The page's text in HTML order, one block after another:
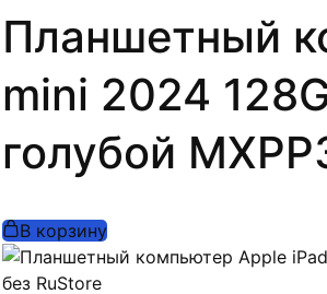
Планшетный
mini 2024
голубой
В корзину